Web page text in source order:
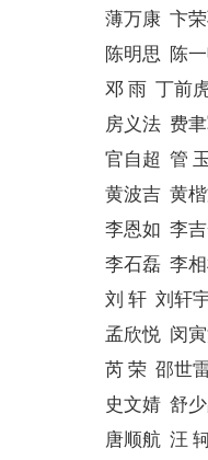
薄万康 卞
陈明思 陈
邓 雨 丁前
房义法 费
官自超 管
黄波吉 黄
李恩如 李
李石磊 李
刘 轩 刘轩
孟欣悦 闵
芮 荣 邵世
史文婧 舒
唐顺航 汪